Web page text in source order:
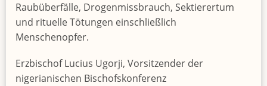
Raubüberfälle, Drogenmissbrauch, Sektierertum
und rituelle Tötungen einschließlich
Menschenopfer.
Erzbischof Lucius Ugorji, Vorsitzender der
nigerianischen Bischofskonferenz